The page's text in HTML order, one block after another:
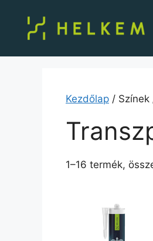
Kezdőlap / Színek
1–16 termék,